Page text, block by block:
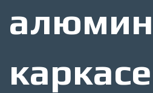
каркасе